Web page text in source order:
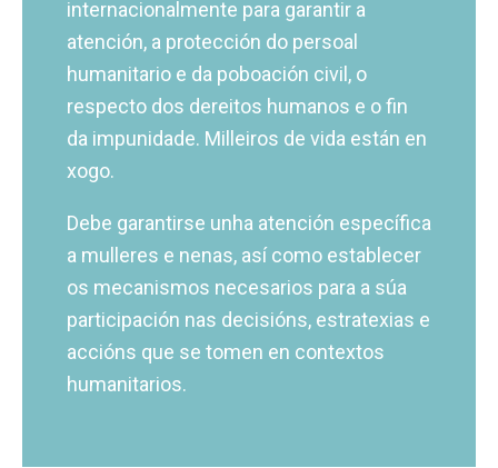
internacionalmente para garantir a
atención, a protección do persoal
humanitario e da poboación civil, o
respecto dos dereitos humanos e o fin
da impunidade. Milleiros de vida están en
xogo.
Debe garantirse unha atención específica
a mulleres e nenas, así como establecer
os mecanismos necesarios para a súa
participación nas decisións, estratexias e
accións que se tomen en contextos
humanitarios.